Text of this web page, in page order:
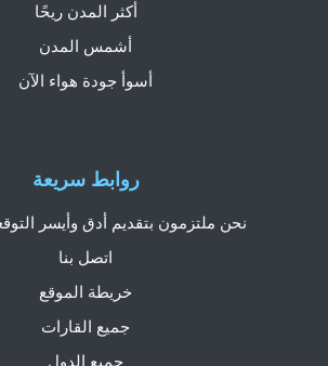
روابط سريعة
نحن ملتزمون بتقديم أدق وأيسر
اتصل بنا
خريطة الموقع
جميع القارات
جميع الدول
أكثر المدن ريحًا
أشمس المدن
أسوأ جودة هواء الآن